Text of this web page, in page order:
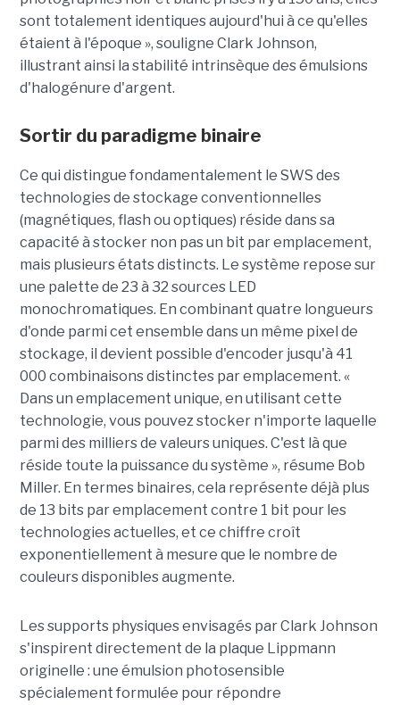
sont totalement identiques aujourd'hui à ce qu'elles
étaient à l'époque », souligne Clark Johnson,
illustrant ainsi la stabilité intrinsèque des émulsions
d'halogénure d'argent.
Sortir du paradigme binaire
Ce qui distingue fondamentalement le SWS des
technologies de stockage conventionnelles
(magnétiques, flash ou optiques) réside dans sa
capacité à stocker non pas un bit par emplacement,
mais plusieurs états distincts. Le système repose sur
une palette de 23 à 32 sources LED
monochromatiques. En combinant quatre longueurs
d'onde parmi cet ensemble dans un même pixel de
stockage, il devient possible d'encoder jusqu'à 41
000 combinaisons distinctes par emplacement. «
Dans un emplacement unique, en utilisant cette
technologie, vous pouvez stocker n'importe laquelle
parmi des milliers de valeurs uniques. C'est là que
réside toute la puissance du système », résume Bob
Miller. En termes binaires, cela représente déjà plus
de 13 bits par emplacement contre 1 bit pour les
technologies actuelles, et ce chiffre croît
exponentiellement à mesure que le nombre de
couleurs disponibles augmente.
Les supports physiques envisagés par Clark Johnson
s'inspirent directement de la plaque Lippmann
originelle : une émulsion photosensible
spécialement formulée pour répondre